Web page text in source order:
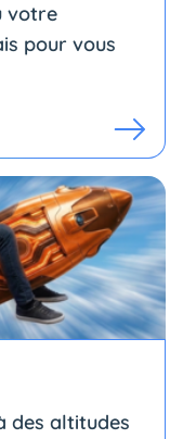
votre
pour vous
des altitudes